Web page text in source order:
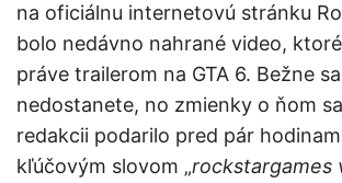
na oficiálnu internetovú stránku
bolo nedávno nahrané video,
práve trailerom na GTA 6. Bežne
nedostanete, no zmienky o ňom
redakcii podarilo pred pár
kľúčovým slovom „rockstargames